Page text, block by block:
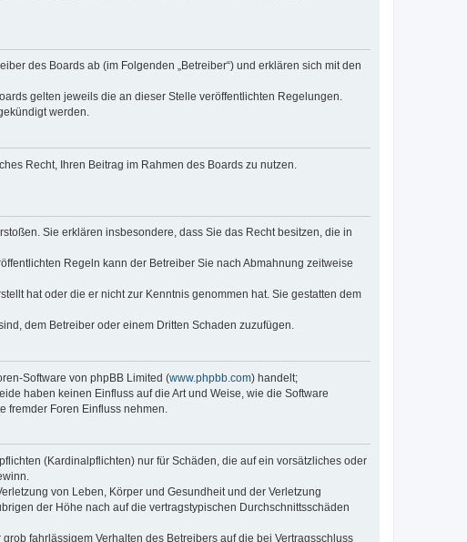
des Boards ab (im Folgenden „Betreiber“) und erklären sich mit den
gelten jeweils die an dieser Stelle veröffentlichten Regelungen.
werden.
Recht, Ihren Beitrag im Rahmen des Boards zu nutzen.
Sie erklären insbesondere, dass Sie das Recht besitzen, die in
Regeln kann der Betreiber Sie nach Abmahnung zeitweise
hat oder die er nicht zur Kenntnis genommen hat. Sie gestatten dem
dem Betreiber oder einem Dritten Schaden zuzufügen.
Software von phpBB Limited (www.phpbb.com) handelt;
haben keinen Einfluss auf die Art und Weise, wie die Software
fremder Foren Einfluss nehmen.
(Kardinalpflichten) nur für Schäden, die auf ein vorsätzliches oder
von Leben, Körper und Gesundheit und der Verletzung
der Höhe nach auf die vertragstypischen Durchschnittsschäden
fahrlässigem Verhalten des Betreibers auf die bei Vertragsschluss